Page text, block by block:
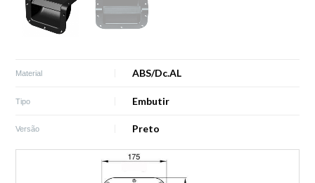
Material ABS/Dc.AL
Tipo Embutir
Versão Preto